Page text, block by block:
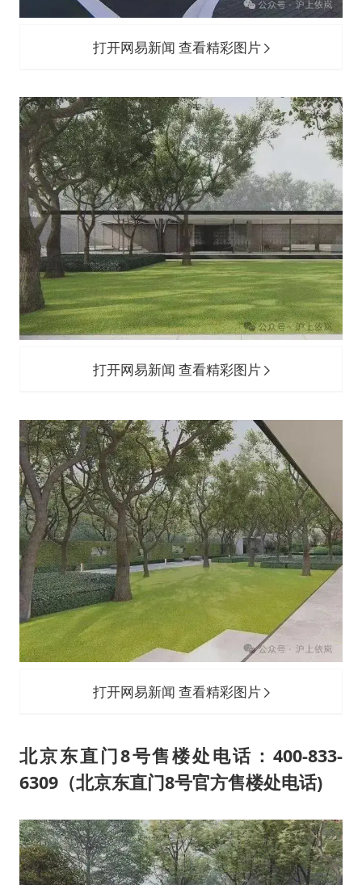
打开网易新闻 查看精彩图片
打开网易新闻 查看精彩图片
打开网易新闻 查看精彩图片
北京东直门8号售楼处电话：400-833-
6309（北京东直门8号官方售楼处电话)